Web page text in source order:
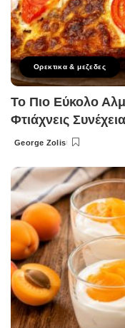
Ορεκτικα & μεζεδες
Το Πιο Εύκολο
Φτιάχνεις Συνέχεια
Posted
George Zolis